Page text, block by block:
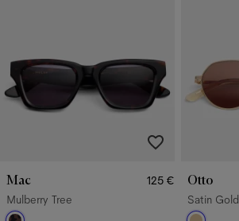
Mac
125 €
Mulberry Tree
Otto
Satin Gold